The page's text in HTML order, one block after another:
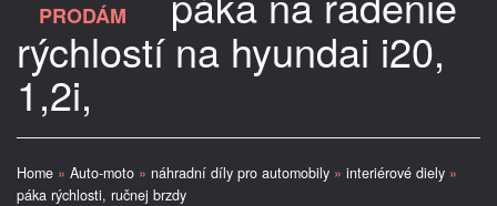
PRODÁM
rýchlostí na hyundai i20,
1,2i,
Home » Auto-moto » náhradní díly pro automobily » interiérové diely »
páka rýchlosti, ručnej brzdy